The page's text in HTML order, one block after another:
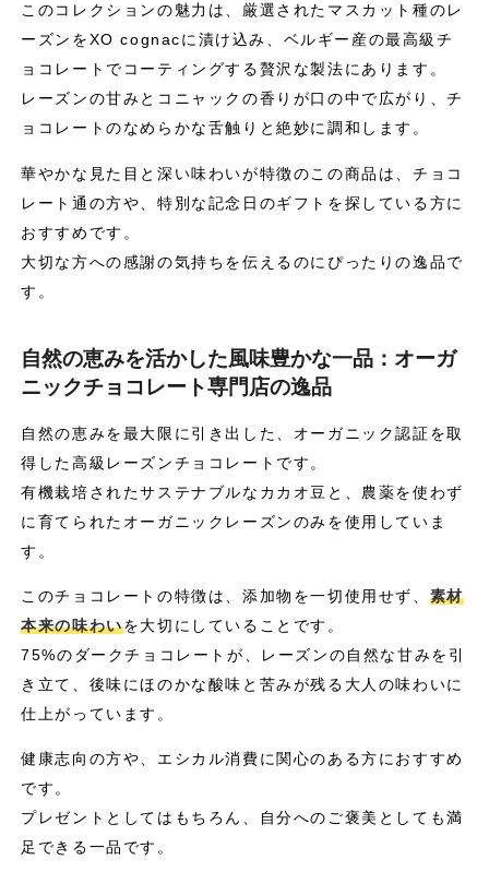
このコレクションの魅力は、厳選されたマスカット種のレ
ーズンをXO cognacに漬け込み、ベルギー産の最高級チ
ョコレートでコーティングする贅沢な製法にあります。
レーズンの甘みとコニャックの香りが口の中で広がり、チ
ョコレートのなめらかな舌触りと絶妙に調和します。
華やかな見た目と深い味わいが特徴のこの商品は、チョコ
レート通の方や、特別な記念日のギフトを探している方に
おすすめです。
大切な方への感謝の気持ちを伝えるのにぴったりの逸品で
す。
自然の恵みを活かした風味豊かな一品：オーガ
ニックチョコレート専門店の逸品
自然の恵みを最大限に引き出した、オーガニック認証を取
得した高級レーズンチョコレートです。
有機栽培されたサステナブルなカカオ豆と、農薬を使わず
に育てられたオーガニックレーズンのみを使用していま
す。
このチョコレートの特徴は、添加物を一切使用せず、 素材
本来の味わいを大切にしていることです。
75%のダークチョコレートが、レーズンの自然な甘みを引
き立て、後味にほのかな酸味と苦みが残る大人の味わいに
仕上がっています。
健康志向の方や、エシカル消費に関心のある方におすすめ
です。
プレゼントとしてはもちろん、自分へのご褒美としても満
足できる一品です。